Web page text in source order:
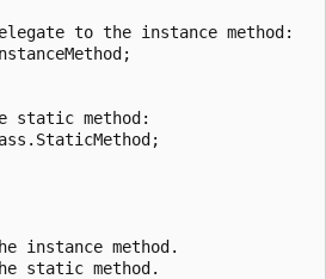
to the instance method:
static method:
instance method.
static method.